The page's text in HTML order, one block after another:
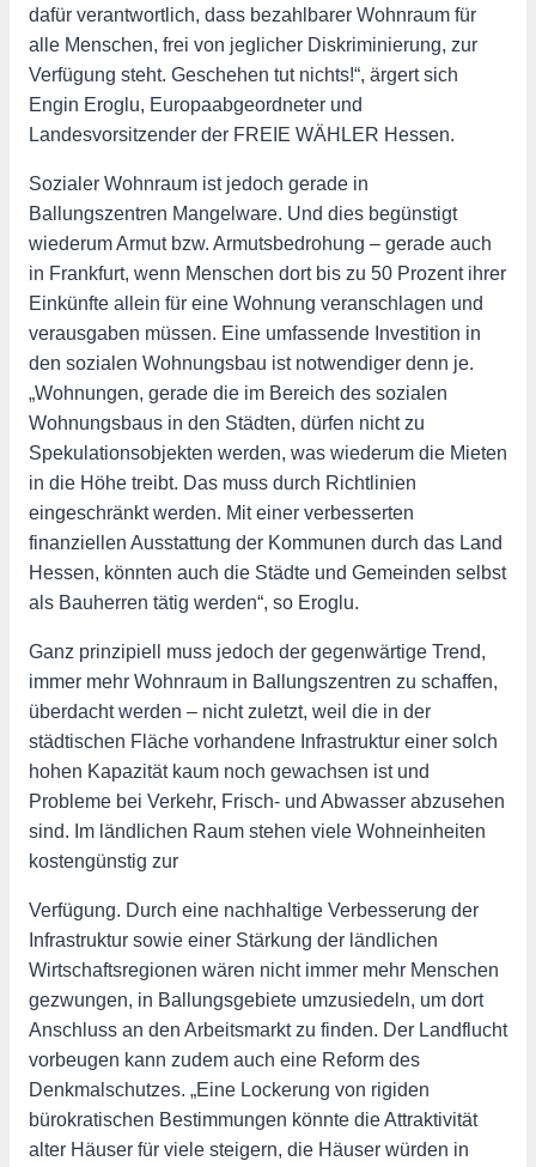
dafür verantwortlich, dass bezahlbarer Wohnraum für
alle Menschen, frei von jeglicher Diskriminierung, zur
Verfügung steht. Geschehen tut nichts!“, ärgert sich
Engin Eroglu, Europaabgeordneter und
Landesvorsitzender der FREIE WÄHLER Hessen.
Sozialer Wohnraum ist jedoch gerade in
Ballungszentren Mangelware. Und dies begünstigt
wiederum Armut bzw. Armutsbedrohung – gerade auch
in Frankfurt, wenn Menschen dort bis zu 50 Prozent ihrer
Einkünfte allein für eine Wohnung veranschlagen und
verausgaben müssen. Eine umfassende Investition in
den sozialen Wohnungsbau ist notwendiger denn je.
„Wohnungen, gerade die im Bereich des sozialen
Wohnungsbaus in den Städten, dürfen nicht zu
Spekulationsobjekten werden, was wiederum die Mieten
in die Höhe treibt. Das muss durch Richtlinien
eingeschränkt werden. Mit einer verbesserten
finanziellen Ausstattung der Kommunen durch das Land
Hessen, könnten auch die Städte und Gemeinden selbst
als Bauherren tätig werden“, so Eroglu.
Ganz prinzipiell muss jedoch der gegenwärtige Trend,
immer mehr Wohnraum in Ballungszentren zu schaffen,
überdacht werden – nicht zuletzt, weil die in der
städtischen Fläche vorhandene Infrastruktur einer solch
hohen Kapazität kaum noch gewachsen ist und
Probleme bei Verkehr, Frisch- und Abwasser abzusehen
sind. Im ländlichen Raum stehen viele Wohneinheiten
kostengünstig zur
Verfügung. Durch eine nachhaltige Verbesserung der
Infrastruktur sowie einer Stärkung der ländlichen
Wirtschaftsregionen wären nicht immer mehr Menschen
gezwungen, in Ballungsgebiete umzusiedeln, um dort
Anschluss an den Arbeitsmarkt zu finden. Der Landflucht
vorbeugen kann zudem auch eine Reform des
Denkmalschutzes. „Eine Lockerung von rigiden
bürokratischen Bestimmungen könnte die Attraktivität
alter Häuser für viele steigern, die Häuser würden in